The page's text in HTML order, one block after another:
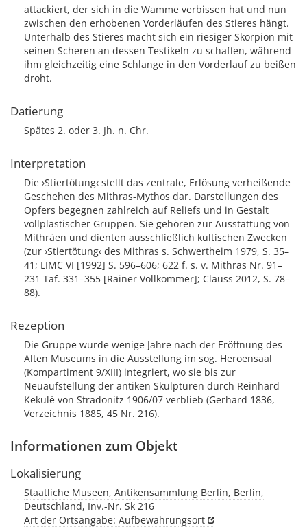
attackiert, der sich in die Wamme verbissen hat und nun
zwischen den erhobenen Vorderläufen des Stieres hängt.
Unterhalb des Stieres macht sich ein riesiger Skorpion mit
seinen Scheren an dessen Testikeln zu schaffen, während
ihm gleichzeitig eine Schlange in den Vorderlauf zu beißen
droht.
Datierung
Spätes 2. oder 3. Jh. n. Chr.
Interpretation
Die ›Stiertötung‹ stellt das zentrale, Erlösung verheißende
Geschehen des Mithras-Mythos dar. Darstellungen des
Opfers begegnen zahlreich auf Reliefs und in Gestalt
vollplastischer Gruppen. Sie gehören zur Ausstattung von
Mithräen und dienten ausschließlich kultischen Zwecken
(zur ›Stiertötung‹ des Mithras s. Schwertheim 1979, S. 35–
41; LIMC VI [1992] S. 596–606; 622 f. s. v. Mithras Nr. 91–
231 Taf. 331–355 [Rainer Vollkommer]; Clauss 2012, S. 78–
88).
Rezeption
Die Gruppe wurde wenige Jahre nach der Eröffnung des
Alten Museums in die Ausstellung im sog. Heroensaal
(Kompartiment 9/XIII) integriert, wo sie bis zur
Neuaufstellung der antiken Skulpturen durch Reinhard
Kekulé von Stradonitz 1906/07 verblieb (Gerhard 1836,
Verzeichnis 1885, 45 Nr. 216).
Informationen zum Objekt
Lokalisierung
Staatliche Museen, Antikensammlung Berlin, Berlin,
Deutschland, Inv.-Nr. Sk 216
Art der Ortsangabe: Aufbewahrungsort